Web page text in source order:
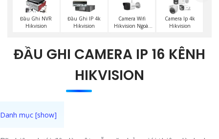
Đầu Ghi NVR
Hikvision
Đầu Ghi IP 4k
Hikvision
Camera Wifi
Hikvision Ngoài
Camera Ip 4k
Hikvision
ĐẦU GHI CAMERA IP 16 KÊNH
HIKVISION